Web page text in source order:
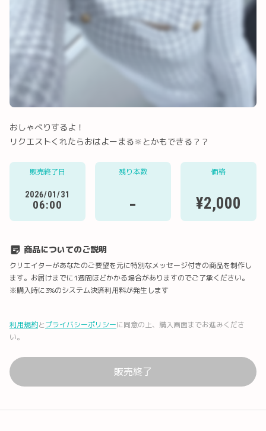
おしゃべりするよ！
リクエストくれたらおはよーまる‪🔆‬とかもできる？？
販売終了日
2026/01/31
06:00
残り本数
-
価格
¥2,000
商品についてのご説明
クリエイターがあなたのご要望を元に特別なメッセージ付きの商品を制作し
ます。お届けまでに1週間ほどかかる場合がありますのでご了承ください。
※購入時に3%のシステム決済利用料が発生します
利用規約とプライバシーポリシーに同意の上、購入画面までお進みくださ
い。
販売終了
Twitter LINE Facebook
URLコピー